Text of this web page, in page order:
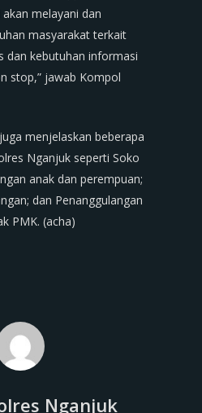
melayani dan
masyarakat terkait
dan kebutuhan informasi
stop,” jawab Kompol
menjelaskan beberapa
Nganjuk seperti Soko
anak dan perempuan;
dan Penanggulangan
PMK. (acha)
Nganjuk